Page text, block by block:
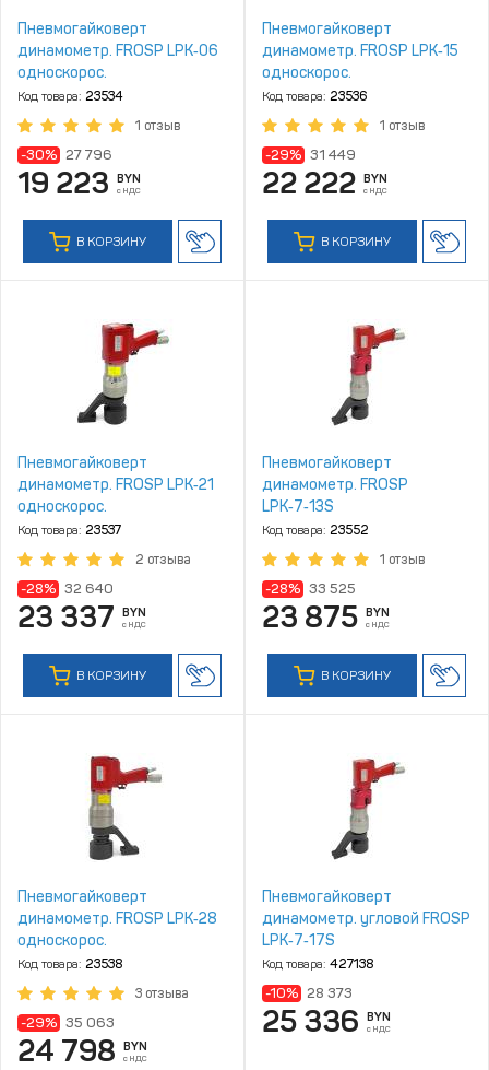
Пневмогайковерт
динамометр. FROSP LPK‑06
односкорос.
Код товара: 23534
1 отзыв
-30% 27 796
19 223 BYN
с НДС
В КОРЗИНУ
Пневмогайковерт
динамометр. FROSP LPK‑15
односкорос.
Код товара: 23536
1 отзыв
-29% 31 449
22 222 BYN
с НДС
В КОРЗИНУ
Пневмогайковерт
динамометр. FROSP LPK‑21
односкорос.
Код товара: 23537
2 отзыва
-28% 32 640
23 337 BYN
с НДС
В КОРЗИНУ
Пневмогайковерт
динамометр. FROSP
LPK‑7‑13S
Код товара: 23552
1 отзыв
-28% 33 525
23 875 BYN
с НДС
В КОРЗИНУ
Пневмогайковерт
динамометр. FROSP LPK‑28
односкорос.
Код товара: 23538
3 отзыва
-29% 35 063
24 798 BYN
с НДС
Пневмогайковерт
динамометр. угловой FROSP
LPK‑7‑17S
Код товара: 427138
-10% 28 373
25 336 BYN
с НДС